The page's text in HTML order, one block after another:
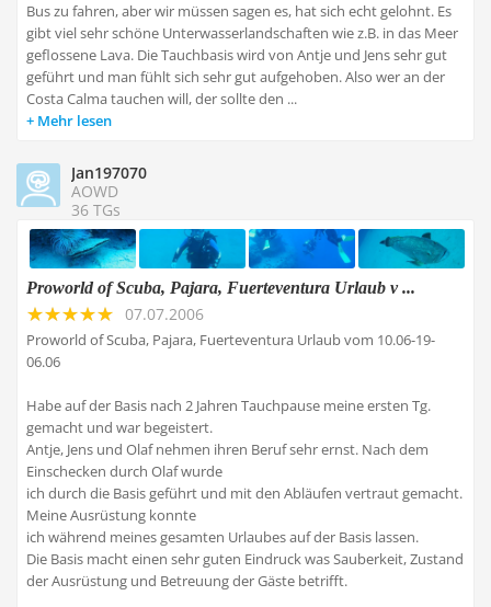
Bus zu fahren, aber wir müssen sagen es, hat sich echt gelohnt. Es
gibt viel sehr schöne Unterwasserlandschaften wie z.B. in das Meer
geflossene Lava. Die Tauchbasis wird von Antje und Jens sehr gut
geführt und man fühlt sich sehr gut aufgehoben. Also wer an der
Costa Calma tauchen will, der sollte den ...
Mehr lesen
Jan197070
AOWD
36 TGs
Proworld of Scuba, Pajara, Fuerteventura Urlaub v ...
07.07.2006
Proworld of Scuba, Pajara, Fuerteventura Urlaub vom 10.06-19-
06.06
Habe auf der Basis nach 2 Jahren Tauchpause meine ersten Tg.
gemacht und war begeistert.
Antje, Jens und Olaf nehmen ihren Beruf sehr ernst. Nach dem
Einschecken durch Olaf wurde
ich durch die Basis geführt und mit den Abläufen vertraut gemacht.
Meine Ausrüstung konnte
ich während meines gesamten Urlaubes auf der Basis lassen.
Die Basis macht einen sehr guten Eindruck was Sauberkeit, Zustand
der Ausrüstung und Betreuung der Gäste betrifft.